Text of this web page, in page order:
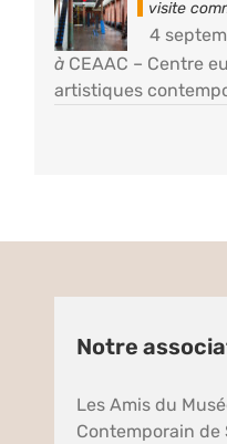
4
à CEAAC – Centre
artistiques
Notre
Les Amis du
Contemporain de